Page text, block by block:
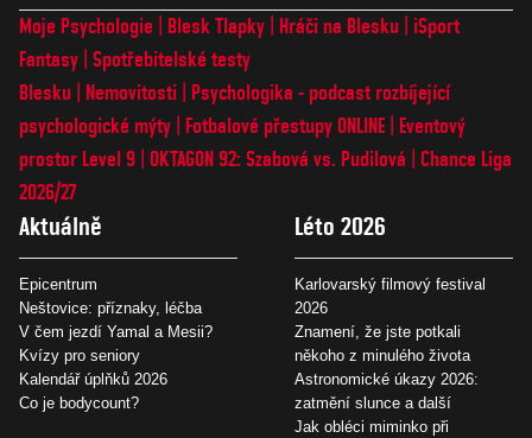
Moje Psychologie Blesk Tlapky Hráči na Blesku
iSport
Fantasy Spotřebitelské testy
Blesku
Nemovitosti
Psychologika - podcast rozbíjející
psychologické mýty
Fotbalové přestupy ONLINE
Eventový
prostor Level 9 OKTAGON 92: Szabová vs. Pudilová
Chance Liga
2026/27
Aktuálně
Epicentrum
Neštovice: příznaky, léčba
V čem jezdí Yamal a Mesii?
Kvízy pro seniory
Kalendář úplňků 2026
Co je bodycount?
Léto 2026
Karlovarský filmový festival
2026
Znamení, že jste potkali
někoho z minulého života
Astronomické úkazy 2026:
zatmění slunce a další
Jak obléci miminko při